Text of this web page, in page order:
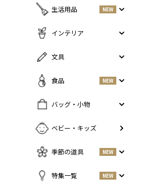
丼・小鉢
グラス・タンブラー
NEW
トレイ・コースター・鍋しき
お弁当グッズ
ポット・鉄瓶
すべての商品をみる
鍋・フライパン
NEW
調理器具
保存容器
その他キッチンツール
生活用品 NEW
すべての商品をみる
美容ケア
NEW
インテリア
すべての商品をみる
香・ろうそく
文具
すべての商品をみる
PCアクセサリー
食品 NEW
すべての商品を見る
コーヒー NEW
NEW
バッグ・小物
すべての商品をみる
名刺入れ・カードケース
ベビー・キッズ
季節の道具 NEW
すべての商品をみる
特集一覧 NEW